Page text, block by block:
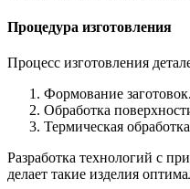
Процедура изготовления
Процесс изготовления
Формование
Обработка
Термическая
Разработка технологий с
делает такие изделия